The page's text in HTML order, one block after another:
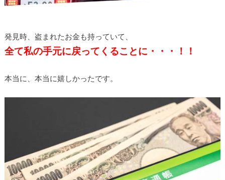
発見時、盗まれたお金も持っていて、
全て私の手元に戻ってくることに・・・！！
本当に、本当に嬉しかったです。